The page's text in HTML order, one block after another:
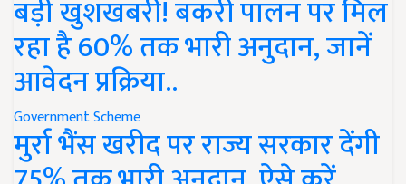
बड़ी खुशखबरी! बकरी पालन पर मिल
रहा है 60% तक भारी अनुदान, जानें
आवेदन प्रक्रिया..
Government Scheme
मुर्रा भैंस खरीद पर राज्य सरकार देंगी